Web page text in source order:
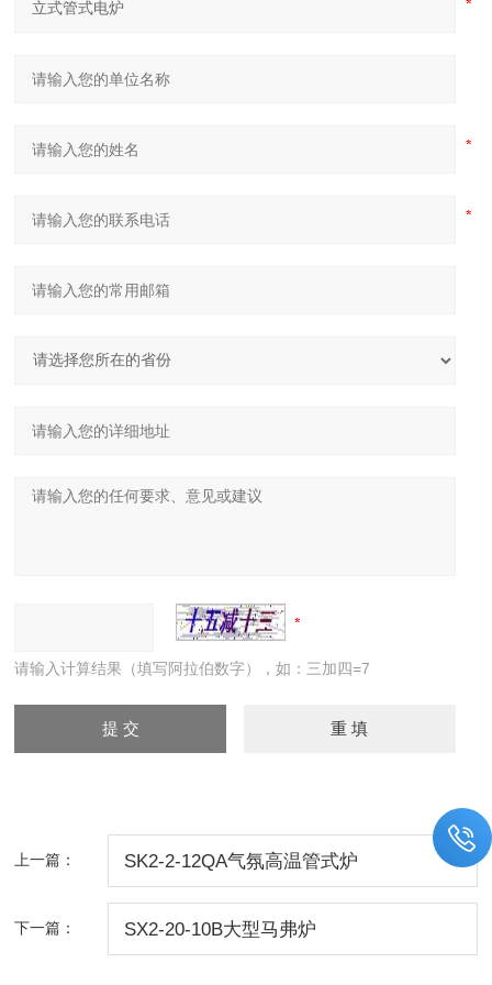
请输入计算结果（填写阿拉伯数字），如：三加四=7
上一篇： SK2-2-12QA气氛高温管式炉
下一篇： SX2-20-10B大型马弗炉